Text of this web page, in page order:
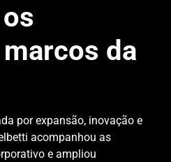
da
por expansão, inovação e
acompanhou as
e ampliou